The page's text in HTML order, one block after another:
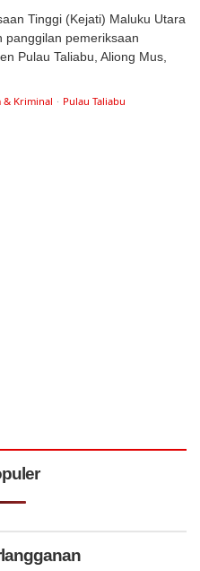
Tinggi (Kejati) Maluku Utara
panggilan pemeriksaan
Pulau Taliabu, Aliong Mus,
& Kriminal Pulau Taliabu